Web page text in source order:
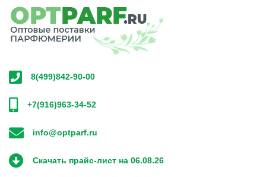
8(499)842-90-00
+7(916)963-34-52
info@optparf.ru
Скачать прайс-лист на 06.08.26